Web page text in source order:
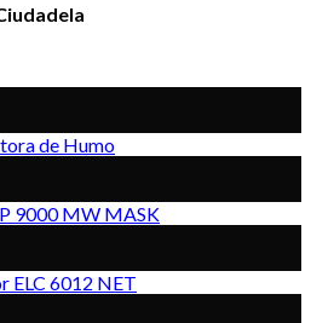
de Humo
9000 MW MASK
ELC 6012 NET